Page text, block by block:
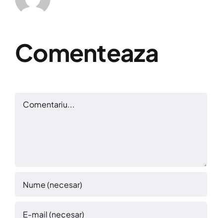
Comenteaza
Comment